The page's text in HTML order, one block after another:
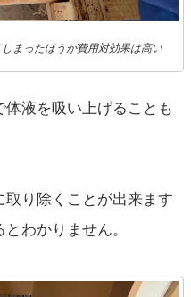
まったほうが費用対効果は高い
液を吸い上げることも
り除くことが出来ます
わかりません。